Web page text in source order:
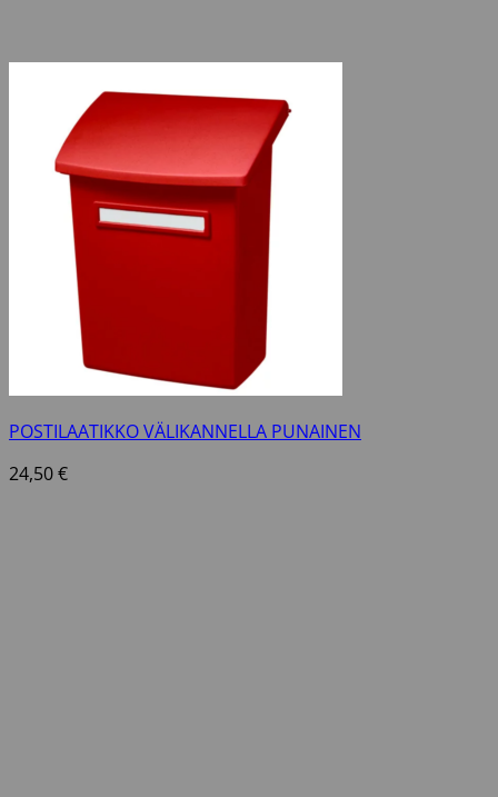
POSTILAATIKKO VÄLIKANNELLA PUNAINEN
24,50€